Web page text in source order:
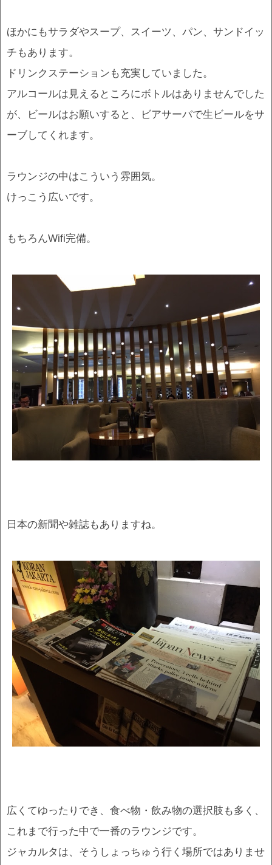
ほかにもサラダやスープ、スイーツ、パン、サンドイッ
チもあります。
ドリンクステーションも充実していました。
アルコールは見えるところにボトルはありませんでした
が、ビールはお願いすると、ビアサーバで生ビールをサ
ーブしてくれます。
ラウンジの中はこういう雰囲気。
けっこう広いです。
もちろんWifi完備。
日本の新聞や雑誌もありますね。
広くてゆったりでき、食べ物・飲み物の選択肢も多く、
これまで行った中で一番のラウンジです。
ジャカルタは、そうしょっちゅう行く場所ではありませ